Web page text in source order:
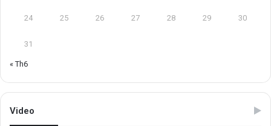
24 25 26 27 28 29 30
31
« Th6
Video